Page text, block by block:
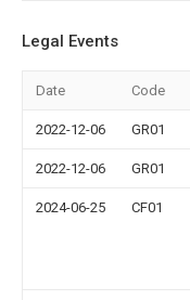
Legal Events
Date Code
2022-12-06 GR01
2022-12-06 GR01
2024-06-25 CF01